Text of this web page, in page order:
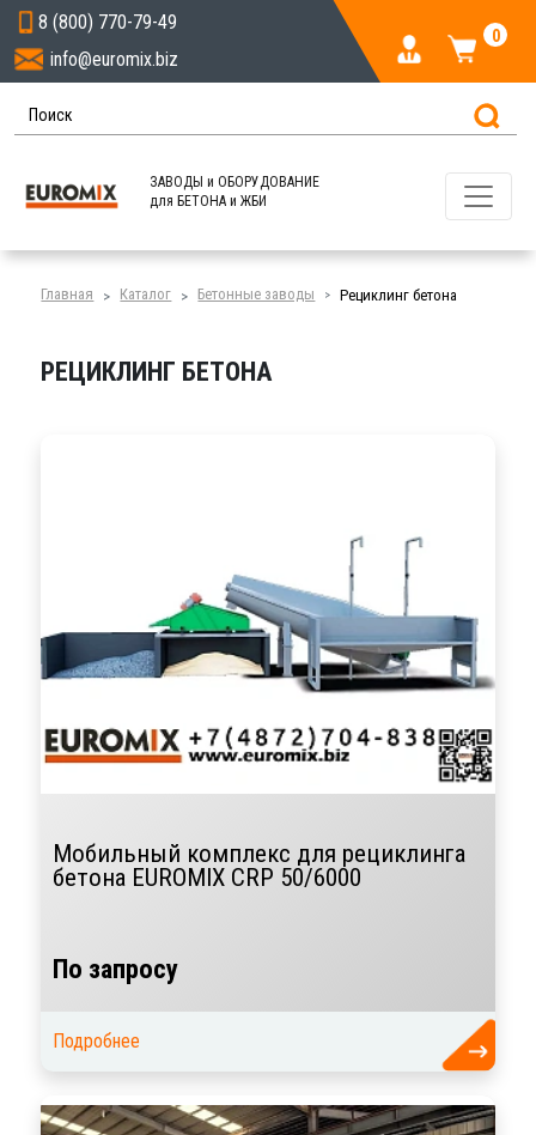
info@euromix.biz
8 (800) 770-79-49
0
ЗАВОДЫ и ОБОРУДОВАНИЕ
для БЕТОНА и ЖБИ
Главная Каталог Бетонные заводы Рециклинг бетона
РЕЦИКЛИНГ БЕТОНА
Мобильный комплекс для рециклинга
бетона EUROMIX CRP 50/6000
По запросу
Подробнее